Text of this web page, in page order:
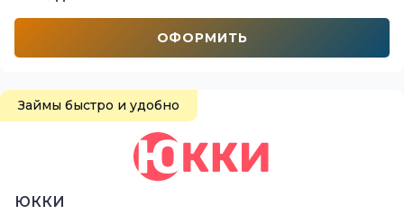
ОФОРМИТЬ
Займы быстро и удобно
ЮККИ